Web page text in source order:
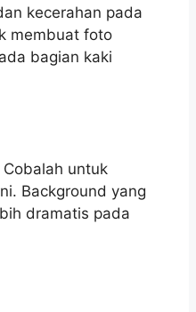
kecerahan pada
membuat foto
bagian kaki
untuk
Background yang
dramatis pada